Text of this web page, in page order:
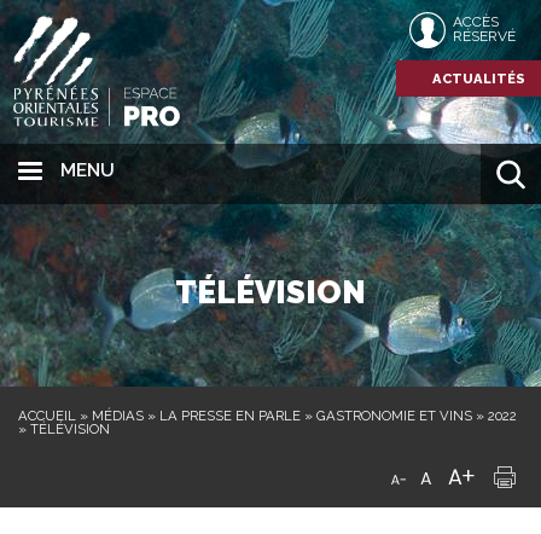
MENU
ACCÈS
RÉSERVÉ
ACTUALITÉS
TÉLÉVISION
ACCUEIL » MÉDIAS » LA PRESSE EN PARLE » GASTRONOMIE ET VINS » 2022
» TÉLÉVISION